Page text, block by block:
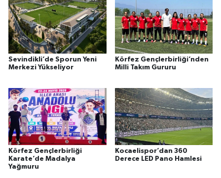
Sevindikli’de Sporun Yeni
Merkezi Yükseliyor
Körfez Gençlerbirliği’nden
Milli Takım Gururu
Körfez Gençlerbirliği
Karate’de Madalya
Yağmuru
Kocaelispor’dan 360
Derece LED Pano Hamlesi